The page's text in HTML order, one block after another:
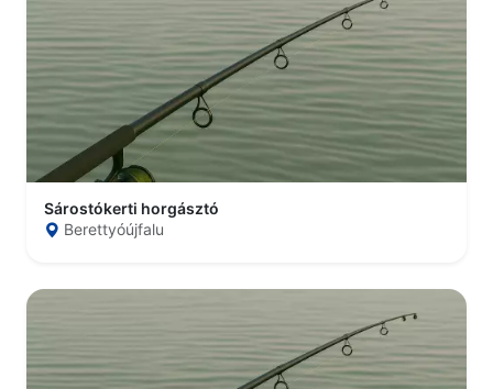
Sárostókerti horgásztó
Berettyóújfalu